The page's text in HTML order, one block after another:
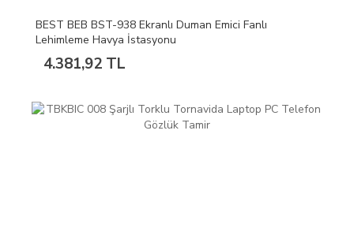
BEST BEB BST-938 Ekranlı Duman Emici Fanlı
Lehimleme Havya İstasyonu
4.381,92 TL